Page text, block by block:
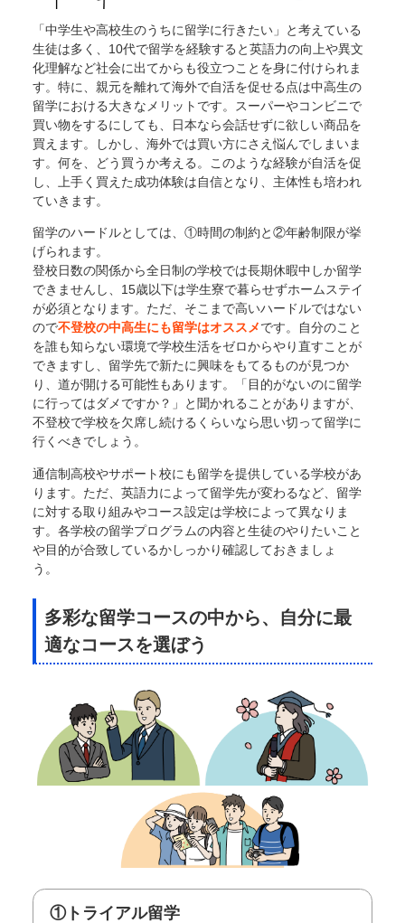
「中学生や高校生のうちに留学に行きたい」と考えている
生徒は多く、10代で留学を経験すると英語力の向上や異文
化理解など社会に出てからも役立つことを身に付けられま
す。特に、親元を離れて海外で自活を促せる点は中高生の
留学における大きなメリットです。スーパーやコンビニで
買い物をするにしても、日本なら会話せずに欲しい商品を
買えます。しかし、海外では買い方にさえ悩んでしまいま
す。何を、どう買うか考える。このような経験が自活を促
し、上手く買えた成功体験は自信となり、主体性も培われ
ていきます。
留学のハードルとしては、①時間の制約と②年齢制限が挙
げられます。
登校日数の関係から全日制の学校では長期休暇中しか留学
できませんし、15歳以下は学生寮で暮らせずホームステイ
が必須となります。ただ、そこまで高いハードルではない
ので不登校の中高生にも留学はオススメです。自分のこと
を誰も知らない環境で学校生活をゼロからやり直すことが
できますし、留学先で新たに興味をもてるものが見つか
り、道が開ける可能性もあります。「目的がないのに留学
に行ってはダメですか？」と聞かれることがありますが、
不登校で学校を欠席し続けるくらいなら思い切って留学に
行くべきでしょう。
通信制高校やサポート校にも留学を提供している学校があ
ります。ただ、英語力によって留学先が変わるなど、留学
に対する取り組みやコース設定は学校によって異なりま
す。各学校の留学プログラムの内容と生徒のやりたいこと
や目的が合致しているかしっかり確認しておきましょ
う。
多彩な留学コースの中から、自分に最
適なコースを選ぼう
①トライアル留学